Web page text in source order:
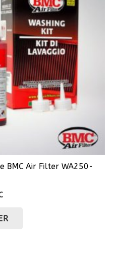
BMC Air Filter WA250-